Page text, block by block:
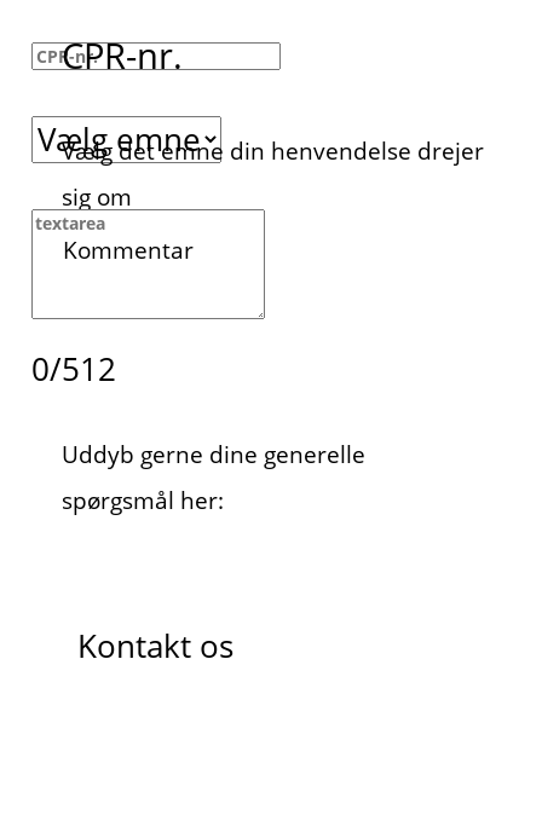
CPR-nr.
Vælg det emne din henvendelse drejer
sig om
Kommentar
0/512
Uddyb gerne dine generelle
spørgsmål her:
Kontakt os